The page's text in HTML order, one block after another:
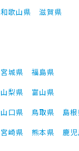
和歌山県
滋賀県
宮城県
福島県
山梨県
富山県
山口県 鳥取県 島
宮崎県 熊本県 鹿